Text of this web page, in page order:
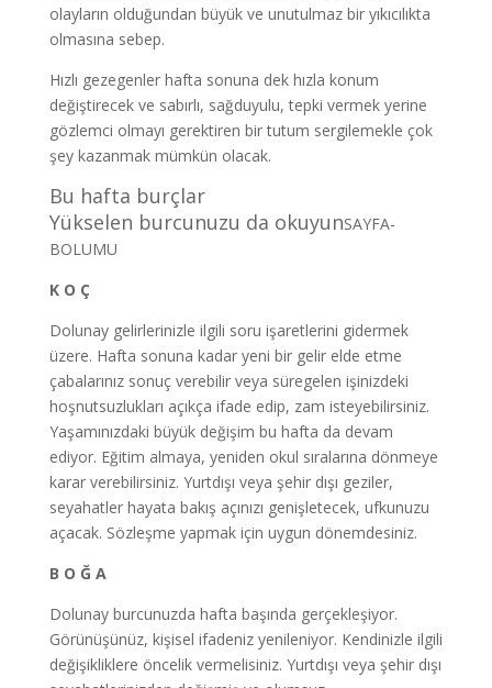
olayların olduğundan büyük ve unutulmaz bir yıkıcılıkta
olmasına sebep.
Hızlı gezegenler hafta sonuna dek hızla konum
değiştirecek ve sabırlı, sağduyulu, tepki vermek yerine
gözlemci olmayı gerektiren bir tutum sergilemekle çok
şey kazanmak mümkün olacak.
Bu hafta burçlar
Yükselen burcunuzu da okuyunSAYFA-
BOLUMU
K O Ç
Dolunay gelirlerinizle ilgili soru işaretlerini gidermek
üzere. Hafta sonuna kadar yeni bir gelir elde etme
çabalarınız sonuç verebilir veya süregelen işinizdeki
hoşnutsuzlukları açıkça ifade edip, zam isteyebilirsiniz.
Yaşamınızdaki büyük değişim bu hafta da devam
ediyor. Eğitim almaya, yeniden okul sıralarına dönmeye
karar verebilirsiniz. Yurtdışı veya şehir dışı geziler,
seyahatler hayata bakış açınızı genişletecek, ufkunuzu
açacak. Sözleşme yapmak için uygun dönemdesiniz.
B O Ğ A
Dolunay burcunuzda hafta başında gerçekleşiyor.
Görünüşünüz, kişisel ifadeniz yenileniyor. Kendinizle ilgili
değişikliklere öncelik vermelisiniz. Yurtdışı veya şehir dışı